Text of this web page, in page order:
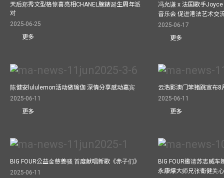
天后郑秀文型格惊喜亮相CHANEL腕錶诞生周年派
对
2025-06-25
更多
冯允谦 x 法国歌手
音乐会 促进港法艺术交
2025-06-17
更多
陈健安lululemon活动做瑜伽 深情分享感动嘉宾
2025-06-11
更多
云浩影澳门笨猪跳宣布8
2025-06-11
更多
BIG FOUR公益⾦慈善骚 ⾸度献唱新歌《赤⼦们》
2025-06-11
BIG FOUR邀请苏志威
永康爆大师兄张衞健关